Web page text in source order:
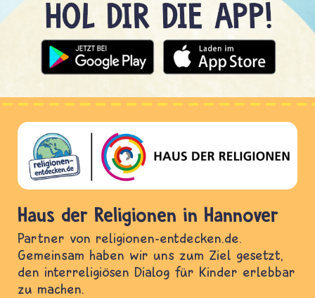
Haus der Religionen in Hannover
Partner von religionen-entdecken.de.
Gemeinsam haben wir uns zum Ziel gesetzt,
den interreligiösen Dialog für Kinder erlebbar
zu machen.